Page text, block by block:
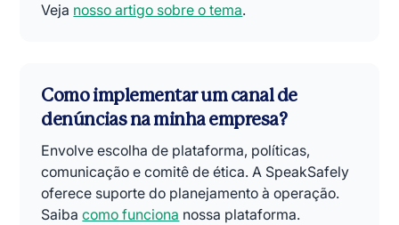
Veja nosso artigo sobre o tema.
Como implementar um canal de
denúncias na minha empresa?
Envolve escolha de plataforma, políticas,
comunicação e comitê de ética. A SpeakSafely
oferece suporte do planejamento à operação.
Saibacomo funciona nossa plataforma.